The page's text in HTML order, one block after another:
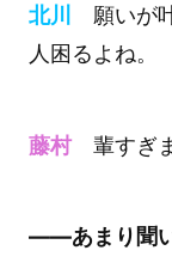
北川
願いが
人困るよね。
藤村輩すぎま
――あまり聞い